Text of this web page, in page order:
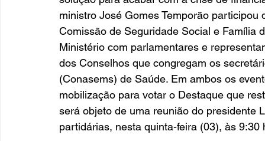
ministro José Gomes Temporão
Comissão de Seguridade Social e Família
Ministério com parlamentares e
dos Conselhos que congregam os
(Conasems) de Saúde. Em ambos os
mobilização para votar o Destaque que
será objeto de uma reunião do presidente
partidárias, nesta quinta-feira (03), às 9:30